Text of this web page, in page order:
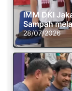
IMM DKI
Sampah
28/07/2026